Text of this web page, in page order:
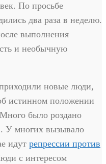
По просьбе
два раза в неделю.
выполнения
и необычную
новые люди,
истинном положении
было роздано
У многих вызывало
идут репрессии против
с интересом